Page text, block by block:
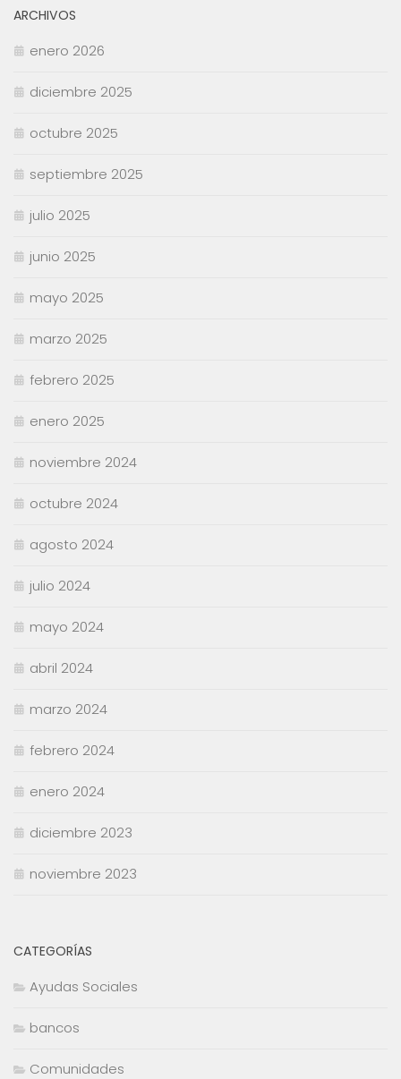
ARCHIVOS
enero 2026
diciembre 2025
octubre 2025
septiembre 2025
julio 2025
junio 2025
mayo 2025
marzo 2025
febrero 2025
enero 2025
noviembre 2024
octubre 2024
agosto 2024
julio 2024
mayo 2024
abril 2024
marzo 2024
febrero 2024
enero 2024
diciembre 2023
noviembre 2023
CATEGORÍAS
Ayudas Sociales
bancos
Comunidades